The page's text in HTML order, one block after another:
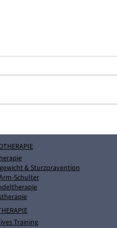
Wenn Schlucken
zur Herausforderung
& Sturzpravention
Schulter
Training